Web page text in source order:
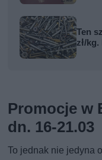
Ten
zł/
Promocje w
dn. 16-21.03
To jednak nie jedyna